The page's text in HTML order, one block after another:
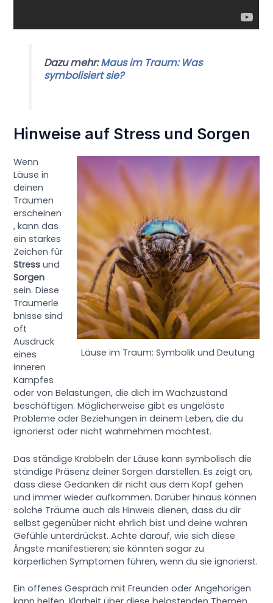
Dazu mehr:Maus im Traum: Was
symbolisiert sie?
Hinweise auf Stress und Sorgen
Läuse im Traum: Symbolik und Deutung
Wenn
Läuse in
deinen
Träumen
erscheinen
, kann das
ein starkes
Zeichen für
Stress und
Sorgen
sein. Diese
Traumerle
bnisse sind
oft
Ausdruck
eines
inneren
Kampfes
oder von Belastungen, die dich im Wachzustand
beschäftigen. Möglicherweise gibt es ungelöste
Probleme oder Beziehungen in deinem Leben, die du
ignorierst oder nicht wahrnehmen möchtest.
Das ständige Krabbeln der Läuse kann symbolisch die
ständige Präsenz deiner Sorgen darstellen. Es zeigt an,
dass diese Gedanken dir nicht aus dem Kopf gehen
und immer wieder aufkommen. Darüber hinaus können
solche Träume auch als Hinweis dienen, dass du dir
selbst gegenüber nicht ehrlich bist und deine wahren
Gefühle unterdrückst. Achte darauf, wie sich diese
Ängste manifestieren; sie könnten sogar zu
körperlichen Symptomen führen, wenn du sie ignorierst.
Ein offenes Gespräch mit Freunden oder Angehörigen